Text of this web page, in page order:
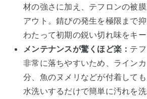
材の強さに加え、テフロンの被
アウト。錆びの発生を極限まで
わたって初期の鋭い切れ味をキー
メンテナンスが驚くほど楽： テ
非常に落ちやすいため、ライン
分、魚のヌメリなどが付着して
水洗いするだけで簡単に汚れを